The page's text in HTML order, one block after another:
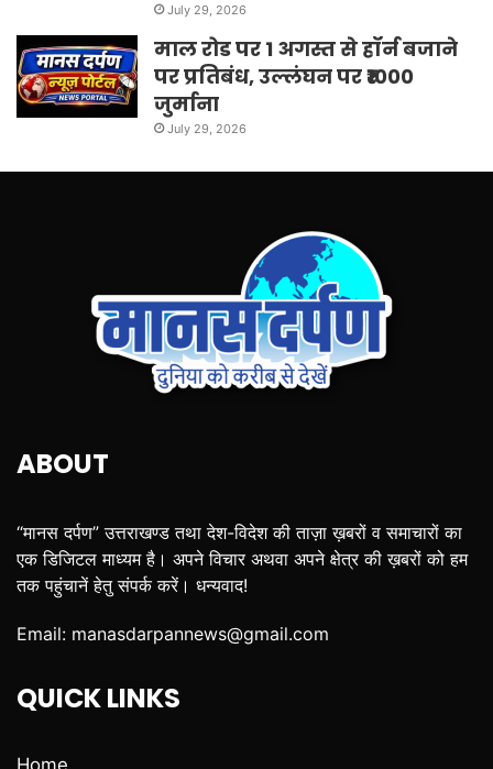
July 29, 2026
माल रोड पर 1 अगस्त से हॉर्न बजाने
पर प्रतिबंध, उल्लंघन पर ₹1000
जुर्माना
July 29, 2026
ABOUT
“मानस दर्पण” उत्तराखण्ड तथा देश-विदेश की ताज़ा ख़बरों व समाचारों का
एक डिजिटल माध्यम है। अपने विचार अथवा अपने क्षेत्र की ख़बरों को हम
तक पहुंचानें हेतु संपर्क करें। धन्यवाद!
Email: manasdarpannews@gmail.com
QUICK LINKS
Home